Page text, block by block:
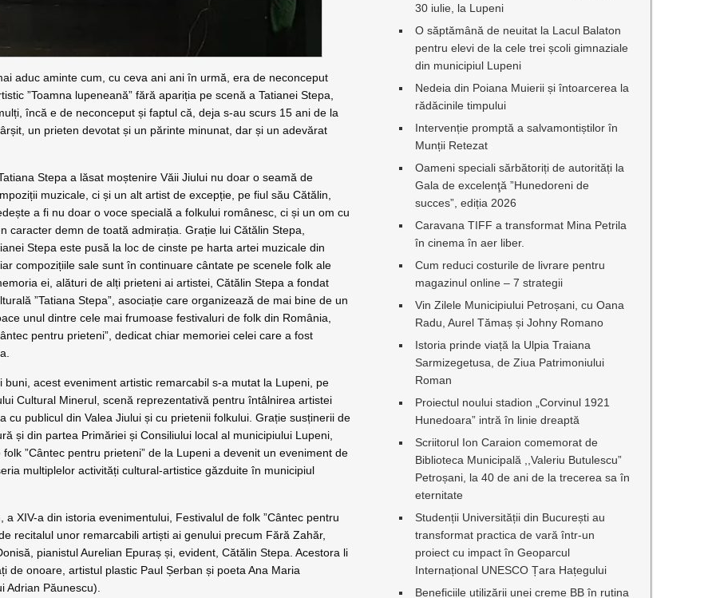
aduc aminte cum, cu ceva ani ani în urmă, era de neconceput
”Toamna lupeneană” fără apariția pe scenă a Tatianei Stepa,
încă e de neconceput și faptul că, deja s-au scurs 15 ani de la
un prieten devotat și un părinte minunat, dar și un adevărat
Stepa a lăsat moștenire Văii Jiului nu doar o seamă de
muzicale, ci și un alt artist de excepție, pe fiul său Cătălin,
a fi nu doar o voce specială a folkului românesc, ci și un om cu
caracter demn de toată admirația. Grație lui Cătălin Stepa,
Stepa este pusă la loc de cinste pe harta artei muzicale din
compozițiile sale sunt în continuare cântate pe scenele folk ale
ei, alături de alți prieteni ai artistei, Cătălin Stepa a fondat
”Tatiana Stepa”, asociație care organizează de mai bine de un
unul dintre cele mai frumoase festivaluri de folk din România,
pentru prieteni”, dedicat chiar memoriei celei care a fost
buni, acest eveniment artistic remarcabil s-a mutat la Lupeni, pe
Cultural Minerul, scenă reprezentativă pentru întâlnirea artistei
cu publicul din Valea Jiului și cu prietenii folkului. Grație susținerii de
și din partea Primăriei și Consiliului local al municipiului Lupeni,
folk ”Cântec pentru prieteni” de la Lupeni a devenit un eveniment de
multiplelor activități cultural-artistice găzduite în municipiul
a XIV-a din istoria evenimentului, Festivalul de folk ”Cântec pentru
recitalul unor remarcabili artiști ai genului precum Fără Zahăr,
pianistul Aurelian Epuraș și, evident, Cătălin Stepa. Acestora li
de onoare, artistul plastic Paul Șerban și poeta Ana Maria
Adrian Păunescu).
30 iulie, la Lupeni
O săptămână de neuitat la Lacul Balaton
pentru elevi de la cele trei școli gimnaziale
din municipiul Lupeni
Nedeia din Poiana Muierii și întoarcerea la
rădăcinile timpului
Intervenție promptă a salvamontiștilor în
Munții Retezat
Oameni speciali sărbătoriți de autorități la
Gala de excelenţă ”Hunedoreni de
succes”, ediția 2026
Caravana TIFF a transformat Mina Petrila
în cinema în aer liber.
Cum reduci costurile de livrare pentru
magazinul online – 7 strategii
Vin Zilele Municipiului Petroșani, cu Oana
Radu, Aurel Tămaș și Johny Romano
Istoria prinde viață la Ulpia Traiana
Sarmizegetusa, de Ziua Patrimoniului
Roman
Proiectul noului stadion „Corvinul 1921
Hunedoara” intră în linie dreaptă
Scriitorul Ion Caraion comemorat de
Biblioteca Municipală ,,Valeriu Butulescu”
Petroșani, la 40 de ani de la trecerea sa în
eternitate
Studenții Universității din București au
transformat practica de vară într-un
proiect cu impact în Geoparcul
Internațional UNESCO Țara Hațegului
Beneficiile utilizării unei creme BB în rutina